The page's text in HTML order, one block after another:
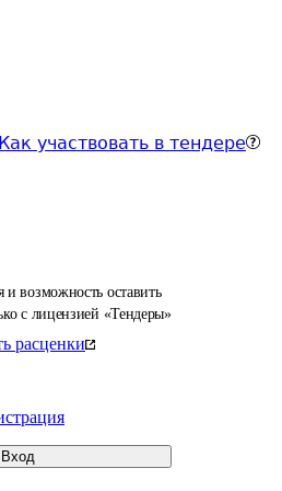
Как участвовать в тендере
возможность оставить
с лицензией «Тендеры»
расценки
Вход